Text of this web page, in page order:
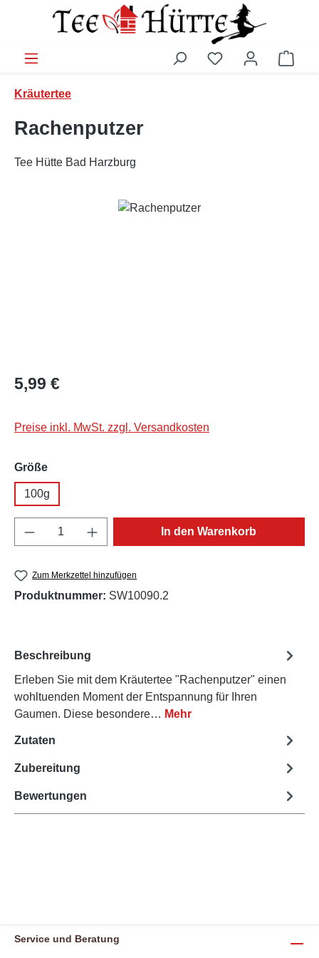
Zum Hauptinhalt springen
Kräutertee
Rachenputzer
Tee Hütte Bad Harzburg
Bildergalerie überspringen
Regulärer Preis:
5,99 €
Preise inkl. MwSt. zzgl. Versandkosten
Größeauswählen
100g
Produkt Anzahl: Gib den gewünschten
In den Warenkorb
Zum Merkzettel hinzufügen
Produktnummer: SW10090.2
Beschreibung
Erleben Sie mit dem Kräutertee "Rachenputzer" einen
wohltuenden Moment der Entspannung für Ihren
Gaumen. Diese besondere… Mehr
Zutaten
Zubereitung
Bewertungen
Service und Beratung